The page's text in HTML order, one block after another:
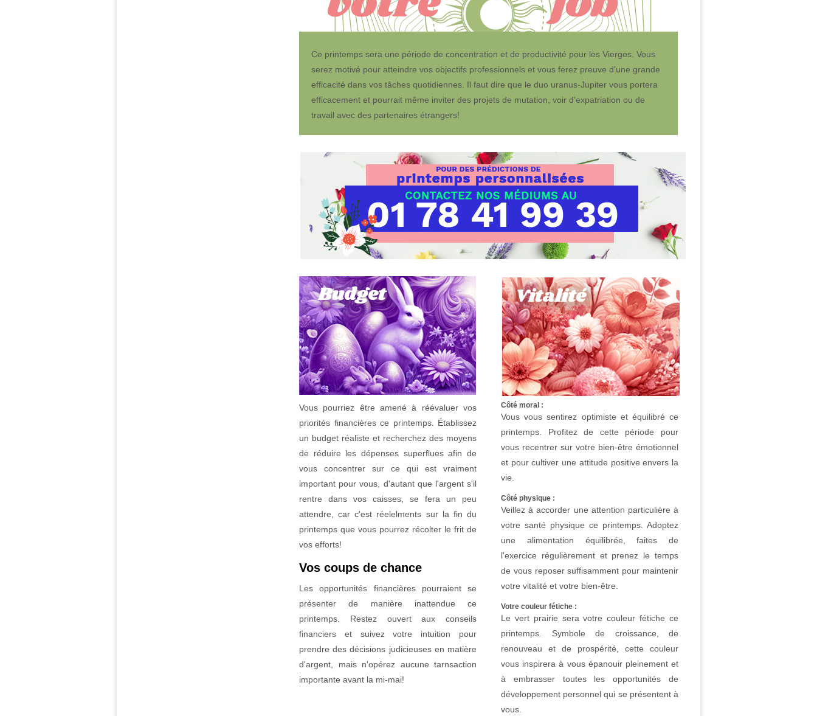
Ce printemps sera une période de concentration et de productivité pour les Vierges. Vous
serez motivé pour atteindre vos objectifs professionnels et vous ferez preuve d'une grande
efficacité dans vos tâches quotidiennes. Il faut dire que le duo uranus-Jupiter vous portera
efficacement et pourrait même inviter des projets de mutation, voir d'expatriation ou de
travail avec des partenaires étrangers!
Vous pourriez être amené à réévaluer vos
priorités financières ce printemps. Établissez
un budget réaliste et recherchez des moyens
de réduire les dépenses superflues afin de
vous concentrer sur ce qui est vraiment
important pour vous, d'autant que l'argent s'il
rentre dans vos caisses, se fera un peu
attendre, car c'est réelelments sur la fin du
printemps que vous pourrez récolter le frit de
vos efforts!
Vos coups de chance
Les opportunités financières pourraient se
présenter de manière inattendue ce
printemps. Restez ouvert aux conseils
financiers et suivez votre intuition pour
prendre des décisions judicieuses en matière
d'argent, mais n'opérez aucune tarnsaction
importante avant la mi-mai!
Côté moral :
Vous vous sentirez optimiste et équilibré ce
printemps. Profitez de cette période pour
vous recentrer sur votre bien-être émotionnel
et pour cultiver une attitude positive envers la
vie.
Côté physique :
Veillez à accorder une attention particulière à
votre santé physique ce printemps. Adoptez
une alimentation équilibrée, faites de
l'exercice régulièrement et prenez le temps
de vous reposer suffisamment pour maintenir
votre vitalité et votre bien-être.
Votre couleur fétiche :
Le vert prairie sera votre couleur fétiche ce
printemps. Symbole de croissance, de
renouveau et de prospérité, cette couleur
vous inspirera à vous épanouir pleinement et
à embrasser toutes les opportunités de
développement personnel qui se présentent à
vous.